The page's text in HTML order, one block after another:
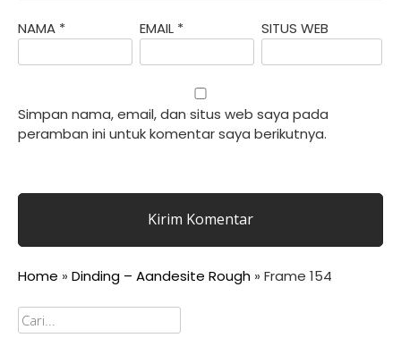
NAMA * EMAIL * SITUS WEB
Simpan nama, email, dan situs web saya pada
peramban ini untuk komentar saya berikutnya.
Home » Dinding – Aandesite Rough » Frame 154
Cari